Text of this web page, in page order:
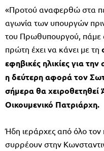
«Προτού αναφερθώ στα
αγωνία των υπουργών
του Πρωθυπουργού, πάμε
πρώτη έχει να κάνει με τη
εφηβικές ηλικίες για
η δεύτερη αφορά τον
σήμερα θα
Οικουμενικό Πατριάρχη.
Ήδη ιεράρχες από όλο τον
συρρέουν στην